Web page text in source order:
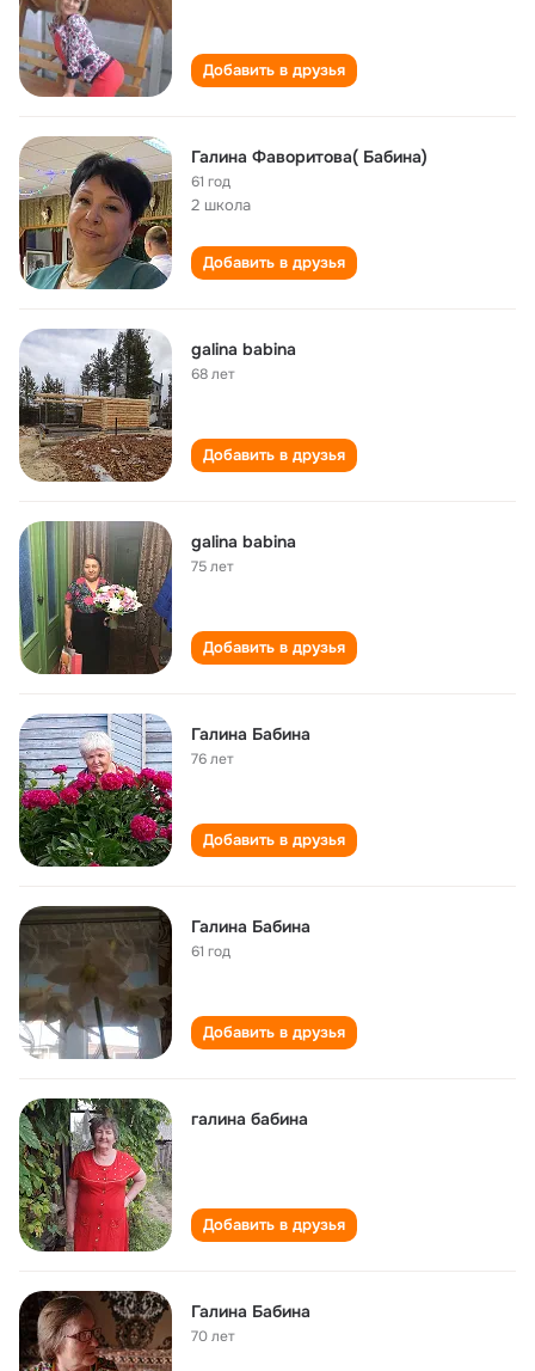
Добавить в друзья
Галина Фаворитова( Бабина)
61 год
2 школа
Добавить в друзья
galina babina
68 лет
Добавить в друзья
galina babina
75 лет
Добавить в друзья
Галина Бабина
76 лет
Добавить в друзья
Галина Бабина
61 год
Добавить в друзья
галина бабина
Добавить в друзья
Галина Бабина
70 лет